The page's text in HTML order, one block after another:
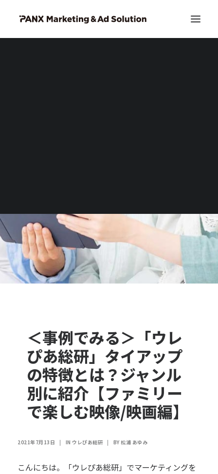
＜事例でみる＞「ウレ
ぴあ総研」タイアップ
の特徴とは？ジャンル
別に紹介【ファミリー
で楽しむ映像/映画編】
2021年7月13日 | IN ウレぴあ総研 | BY 松浦 あゆみ
こんにちは。「ウレぴあ総研」でマーケティングを